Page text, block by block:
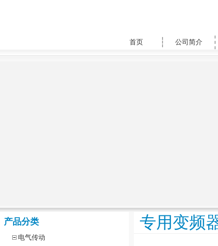
首页 公司简介
产品分类
电气传动
专用变频